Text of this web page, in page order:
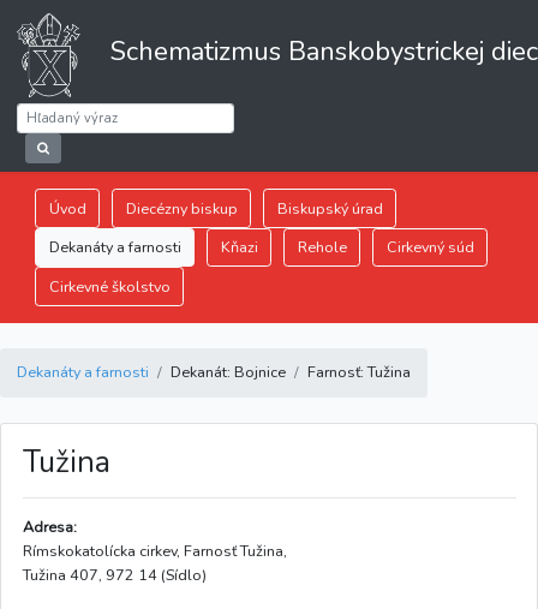
Schematizmus Banskobystrickej
Úvod Diecézny biskup
Biskupský úrad
Dekanáty a farnosti
Kňazi Rehole
Cirkevný súd
Cirkevné školstvo
Dekanáty a farnosti Dekanát: Bojnice Farnosť: Tužina
Tužina
Adresa:
Rímskokatolícka cirkev, Farnosť Tužina,
Tužina 407, 972 14 (Sídlo)